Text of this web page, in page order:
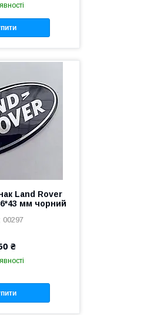
Land Rover
мм чорний
00297
₴